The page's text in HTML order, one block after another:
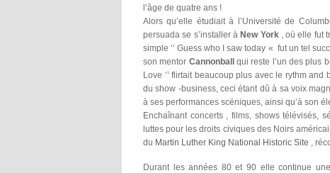
l’âge de quatre ans !
Alors qu’elle étudiait à l’Université de
persuada se s’installer àNew York, où elle fut
simple ‘’ Guess who I saw today « fut un tel
son mentor Cannonball
qui reste l’un des plus
Love ‘’ flirtait beaucoup plus avec le rythm
du show -business, ceci étant dû à sa voix
à ses performances scéniques, ainsi qu’à son
Enchaînant concerts , films, shows télévisés,
luttes pour les droits civiques des Noirs
du Martin Luther King National Historic Site ,
Durant les années 80 et 90 elle continue